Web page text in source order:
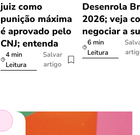
juiz como
punição máxima
é aprovado pelo
CNJ; entenda
4 min
Leitura
Salvar
artigo
Desenrola
2026; veja
negociar a
6 min
Leitura